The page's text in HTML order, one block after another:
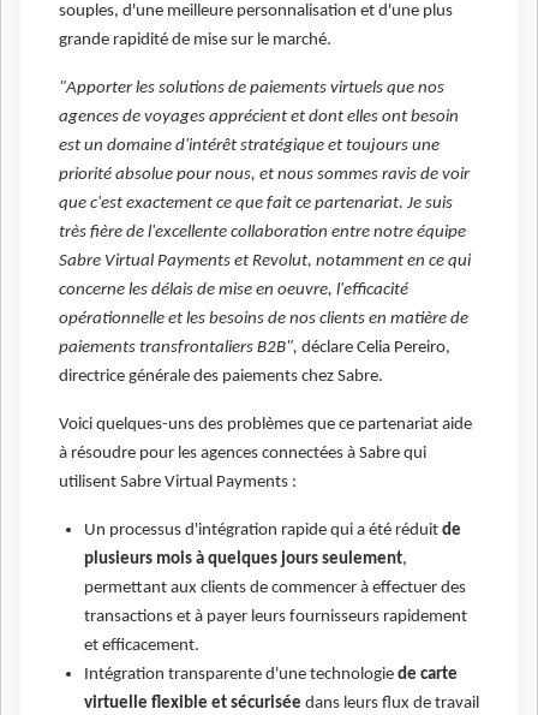
souples, d'une meilleure personnalisation et d'une plus
grande rapidité de mise sur le marché.
"Apporter les solutions de paiements virtuels que nos
agences de voyages apprécient et dont elles ont besoin
est un domaine d'intérêt stratégique et toujours une
priorité absolue pour nous, et nous sommes ravis de voir
que c'est exactement ce que fait ce partenariat. Je suis
très fière de l'excellente collaboration entre notre équipe
Sabre Virtual Payments et Revolut, notamment en ce qui
concerne les délais de mise en oeuvre, l'efficacité
opérationnelle et les besoins de nos clients en matière de
paiements transfrontaliers B2B", déclare Celia Pereiro,
directrice générale des paiements chez Sabre.
Voici quelques-uns des problèmes que ce partenariat aide
à résoudre pour les agences connectées à Sabre qui
utilisent Sabre Virtual Payments :
Un processus d'intégration rapide qui a été réduit de
plusieurs mois à quelques jours seulement,
permettant aux clients de commencer à effectuer des
transactions et à payer leurs fournisseurs rapidement
et efficacement.
Intégration transparente d'une technologie de carte
virtuelle flexible et sécurisée dans leurs flux de travail